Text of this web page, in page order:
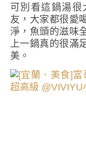
可別看這鍋湯
友，大家都很愛
淨，魚頭的滋味
上一鍋真的很滿
美。